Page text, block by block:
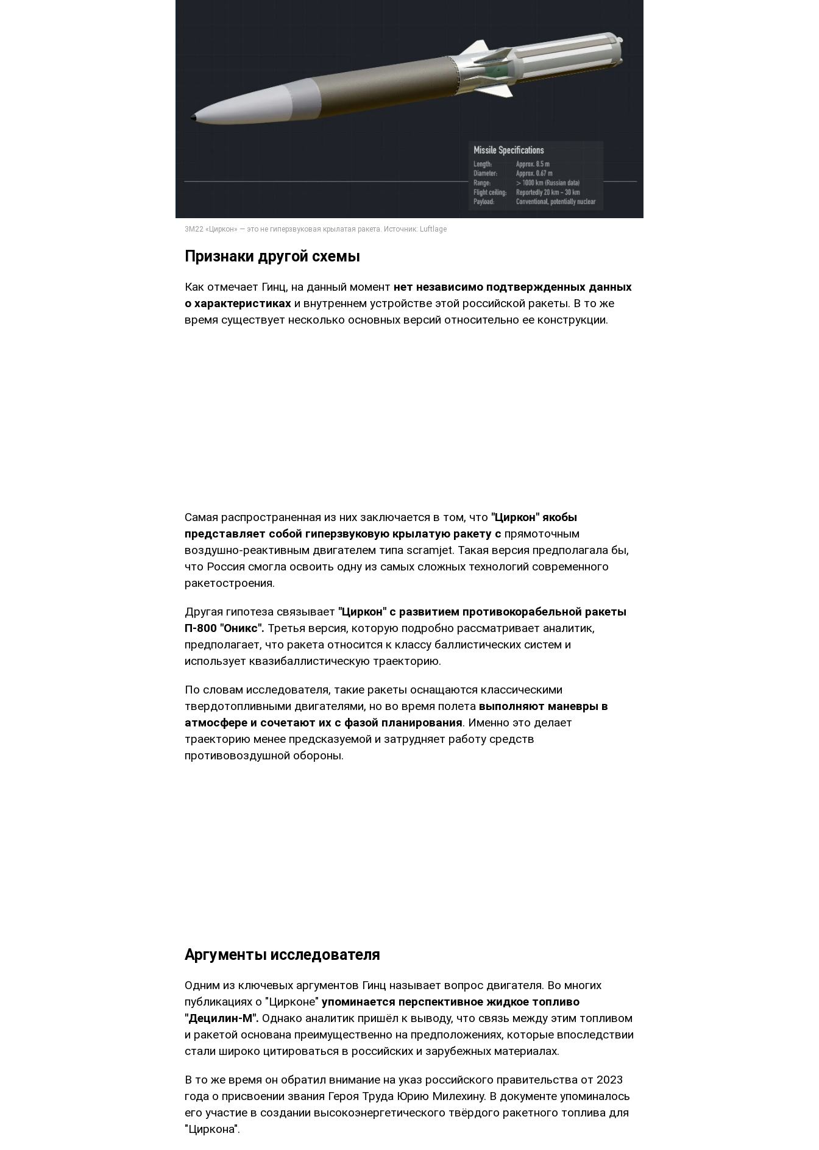
Признаки другой схемы
Как отмечает Гинц, на данный момент нет независимо подтвержденных данных
о характеристиках и внутреннем устройстве этой российской ракеты. В то же
время существует несколько основных версий относительно ее конструкции.
Самая распространенная из них заключается в том, что "Циркон" якобы
представляет собой гиперзвуковую крылатую ракету с прямоточным
воздушно-реактивным двигателем типа scramjet. Такая версия предполагала бы,
что Россия смогла освоить одну из самых сложных технологий современного
ракетостроения.
Другая гипотеза связывает "Циркон" с развитием противокорабельной ракеты
П-800 "Оникс". Третья версия, которую подробно рассматривает аналитик,
предполагает, что ракета относится к классу баллистических систем и
использует квазибаллистическую траекторию.
По словам исследователя, такие ракеты оснащаются классическими
твердотопливными двигателями, но во время полета выполняют маневры в
атмосфере и сочетают их с фазой планирования. Именно это делает
траекторию менее предсказуемой и затрудняет работу средств
противовоздушной обороны.
Аргументы исследователя
Одним из ключевых аргументов Гинц называет вопрос двигателя. Во многих
публикациях о "Цирконе" упоминается перспективное жидкое топливо
"Децилин-М". Однако аналитик пришёл к выводу, что связь между этим топливом
и ракетой основана преимущественно на предположениях, которые впоследствии
стали широко цитироваться в российских и зарубежных материалах.
В то же время он обратил внимание на указ российского правительства от 2023
года о присвоении звания Героя Труда Юрию Милехину. В документе упоминалось
его участие в создании высокоэнергетического твёрдого ракетного топлива для
"Циркона".